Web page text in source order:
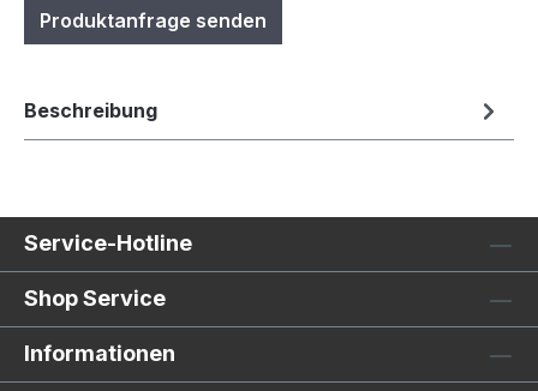
Produktanfrage senden
Beschreibung
Service-Hotline
Shop Service
Informationen